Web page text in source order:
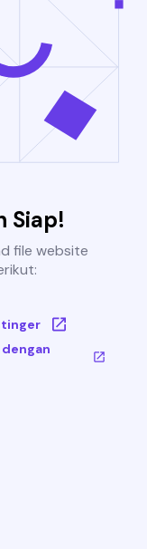
Siap!
file website